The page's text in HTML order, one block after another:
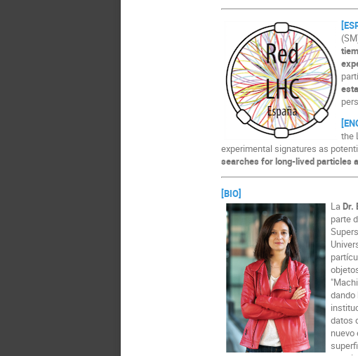
the
experimental signatures as
searches for long-lived particles
[BIO]
LaDr.
parte
dando
datos
nuevo